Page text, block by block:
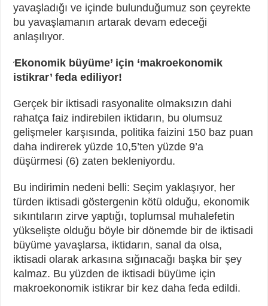
yavaşladığı ve içinde bulunduğumuz son çeyrekte
bu yavaşlamanın artarak devam edeceği
anlaşılıyor.
‘Ekonomik büyüme’ için ‘makroekonomik
istikrar’ feda ediliyor!
Gerçek bir iktisadi rasyonalite olmaksızın dahi
rahatça faiz indirebilen iktidarın, bu olumsuz
gelişmeler karşısında, politika faizini 150 baz puan
daha indirerek yüzde 10,5’ten yüzde 9’a
düşürmesi (6) zaten bekleniyordu.
Bu indirimin nedeni belli: Seçim yaklaşıyor, her
türden iktisadi göstergenin kötü olduğu, ekonomik
sıkıntıların zirve yaptığı, toplumsal muhalefetin
yükselişte olduğu böyle bir dönemde bir de iktisadi
büyüme yavaşlarsa, iktidarın, sanal da olsa,
iktisadi olarak arkasına sığınacağı başka bir şey
kalmaz. Bu yüzden de iktisadi büyüme için
makroekonomik istikrar bir kez daha feda edildi.